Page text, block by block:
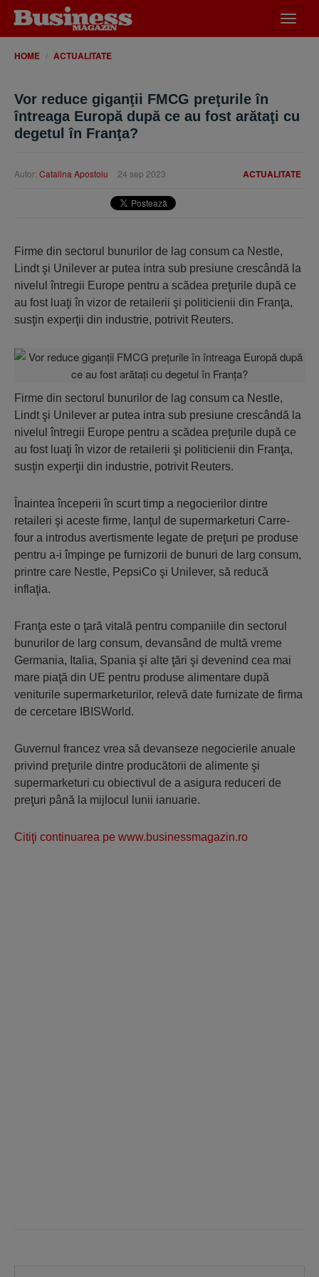
meniu
HOME ACTUALITATE
Vor reduce giganţii FMCG preţurile în
întreaga Europă după ce au fost arătaţi cu
degetul în Franţa?
ACTUALITATE
Autor: Catalina Apostoiu 24 sep 2023
Firme din sectorul bunurilor de lag consum ca Nestle,
Lindt şi Unilever ar putea intra sub presiune crescândă la
nivelul întregii Europe pentru a scădea preţurile după ce
au fost luaţi în vizor de retailerii şi politicienii din Franţa,
susţin experţii din industrie, potrivit Reuters.
Firme din sectorul bunurilor de lag consum ca Nestle,
Lindt şi Unilever ar putea intra sub presiune crescândă la
nivelul întregii Europe pentru a scădea preţurile după ce
au fost luaţi în vizor de retailerii şi politicienii din Franţa,
susţin experţii din industrie, potrivit Reuters.
Înaintea începerii în scurt timp a negocierilor dintre
retaileri şi aceste firme, lanţul de supermarketuri Carre­
four a introdus avertismente legate de preţuri pe produse
pentru a-i împinge pe furnizorii de bunuri de larg consum,
printre care Nestle, PepsiCo şi Unilever, să reducă
inflaţia.
Franţa este o ţară vitală pentru companiile din sectorul
bunurilor de larg consum, devansând de multă vre­me
Germania, Italia, Spania şi alte ţări şi devenind cea mai
mare piaţă din UE pentru produse ali­mentare după
veniturile supermar­ke­tu­rilor, relevă date furnizate de firma
de cercetare IBISWorld.
Guvernul francez vrea să de­van­seze negocierile anuale
privind pre­ţurile dintre producătorii de alimente şi
supermarketuri cu obiectivul de a asigura reduceri de
preţuri până la mijlocul lunii ianuarie.
Citiţi continuarea pe www.businessmagazin.ro